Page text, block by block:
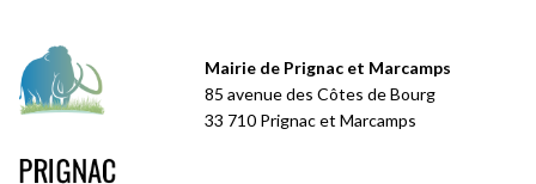
Mairie de Prignac et Marcamps
85 avenue des Côtes de Bourg
33 710 Prignac et Marcamps